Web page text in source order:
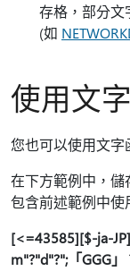
存格，部分文
(如
使用文
您也可以使用文字
在下方範例中，儲
包含前述範例中使
[<=43585][$-ja-
m"?"d"?";「GGG